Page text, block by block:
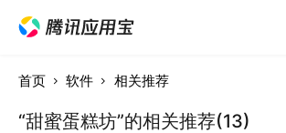
首页 软件 相关推荐
“甜蜜蛋糕坊”的相关推荐(13)